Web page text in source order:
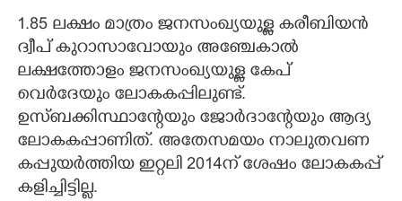
1.85 ലക്ഷം മാത്രം ജനസംഖ്യയുള്ള കരീബിയൻ
ദ്വീപ് കുറാസാവോയും അഞ്ചേകാൽ
ലക്ഷത്തോളം ജനസംഖ്യയുള്ള കേപ്
വെർദേയും ലോകകപ്പിലുണ്ട്.
ഉസ്ബക്കിസ്ഥാന്റേയും ജോർദാന്റേയും ആദ്യ
ലോകകപ്പാണിത്. അതേസമയം നാലുതവണ
കപ്പുയർത്തിയ ഇറ്റലി 2014ന് ശേഷം ലോകകപ്പ്
കളിച്ചിട്ടില്ല.